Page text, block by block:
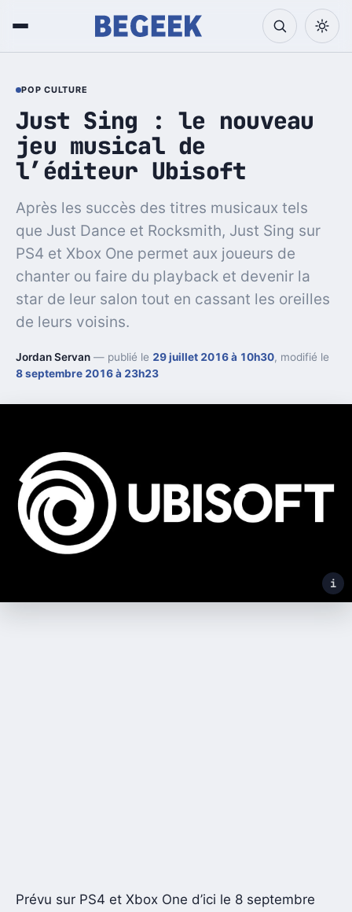
POP CULTURE
Just Sing : le nouveau
jeu musical de
l’éditeur Ubisoft
Après les succès des titres musicaux tels
que Just Dance et Rocksmith, Just Sing sur
PS4 et Xbox One permet aux joueurs de
chanter ou faire du playback et devenir la
star de leur salon tout en cassant les oreilles
de leurs voisins.
Jordan Servan — publié le 29 juillet 2016 à 10h30, modifié le
8 septembre 2016 à 23h23
i
Prévu sur PS4 et Xbox One d’ici le 8 septembre